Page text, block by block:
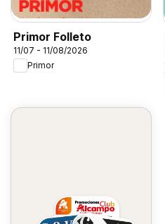
Primor Folleto
11/07 - 11/08/2026
Primor